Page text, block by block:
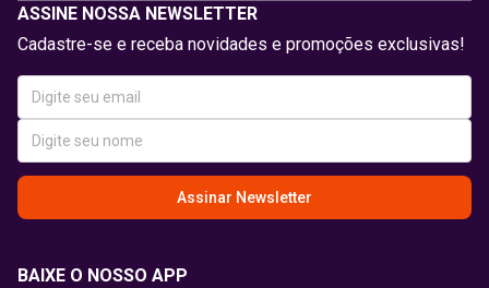
ASSINE NOSSA NEWSLETTER
Cadastre-se e receba novidades e promoções exclusivas!
Assinar Newsletter
BAIXE O NOSSO APP